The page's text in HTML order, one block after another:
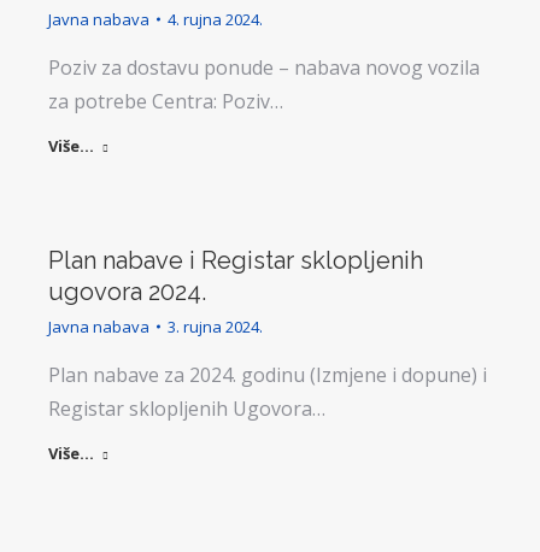
Javna nabava 4. rujna 2024.
Poziv za dostavu ponude – nabava novog vozila
za potrebe Centra: Poziv…
Više...
Plan nabave i Registar sklopljenih
ugovora 2024.
Javna nabava 3. rujna 2024.
Plan nabave za 2024. godinu (Izmjene i dopune) i
Registar sklopljenih Ugovora…
Više...